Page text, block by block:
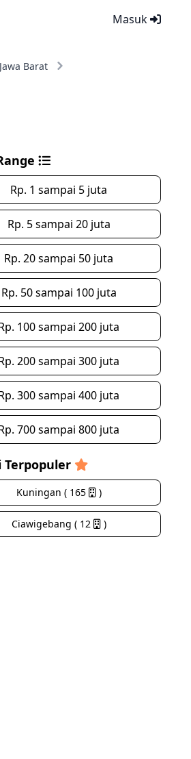
Masuk
Jawa Barat
Rp. 1 sampai 5 juta
Rp. 5 sampai 20 juta
Rp. 20 sampai 50 juta
Rp. 50 sampai 100 juta
100 sampai 200 juta
200 sampai 300 juta
300 sampai 400 juta
700 sampai 800 juta
Terpopuler
Kuningan ( 165 )
Ciawigebang ( 12 )